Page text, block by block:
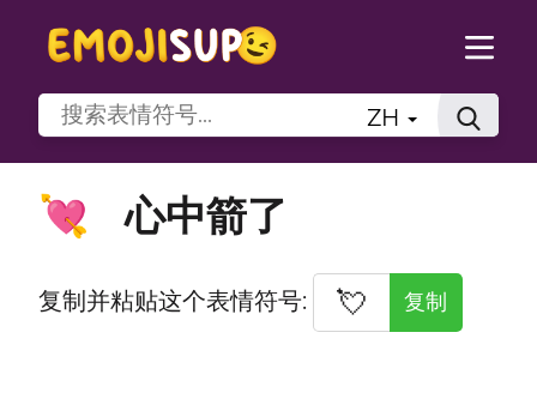
ZH
💘 心中箭了
复制并粘贴这个表情符号: 💘 复制